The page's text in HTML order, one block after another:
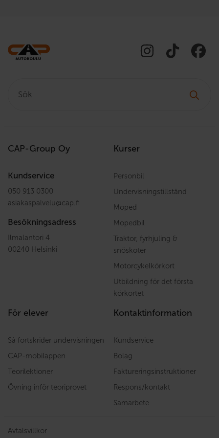
CAP-Group Oy
Kundservice
050 913 0300
asiakaspalvelu@cap.fi
Besökningsadress
Ilmalantori 4
00240 Helsinki
Kurser
Personbil
Undervisningstillstånd
Moped
Mopedbil
Traktor, fyrhjuling &
snöskoter
Motorcykelkörkort
Utbildning för det första
körkortet
För elever
Så fortskrider undervisningen
CAP-mobilappen
Teorilektioner
Övning inför teoriprovet
Kontaktinformation
Kundservice
Bolag
Faktureringsinstruktioner
Respons/kontakt
Samarbete
Avtalsvillkor